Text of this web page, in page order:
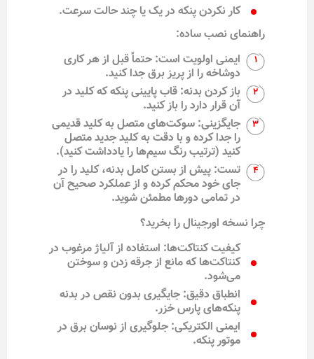
کار نکردن پنکه در یک یا چند حالت سرعت.
راهنمای نصب ساده:
ایمنی اولویت است: حتماً قبل از هر کاری
دوشاخه را از پریز برق جدا کنید.
باز کردن بدنه: قاب پایینی پنکه که کلید در
آن قرار دارد را باز کنید.
جایگزینی: سوکت‌های متصل به کلید قدیمی
را جدا کرده و با دقت به کلید جدید متصل
کنید (ترتیب رنگ سیم‌ها را یادداشت کنید).
تست: پیش از بستن کامل بدنه، کلید را در
جای خود محکم کرده و از عملکرد صحیح آن
در تمامی دورها مطمئن شوید.
چرا نسخه اورجینال را بخرید؟
کیفیت کنتاکت‌ها: استفاده از آلیاژ مرغوب در
کنتاکت‌ها که مانع از جرقه زدن و سوختن
می‌شود.
انطباق دقیق: جایگیری بدون نقص در بدنه
پنکه‌های پارس خزر.
ایمنی الکتریکی: جلوگیری از نوسان برق در
موتور پنکه.